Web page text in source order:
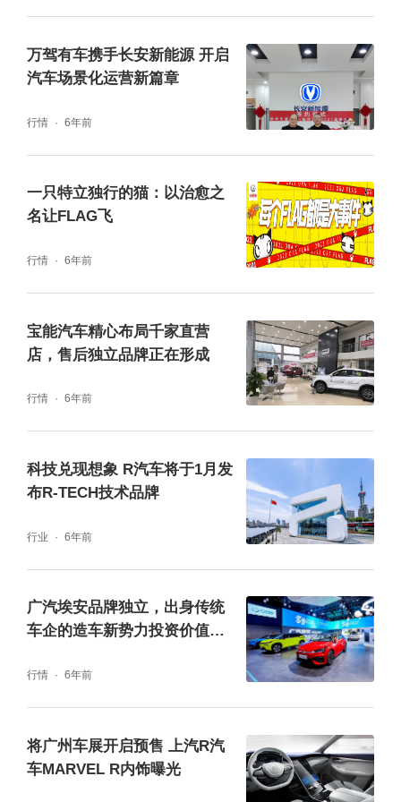
万驾有车携手长安新能源 开启
汽车场景化运营新篇章
行情 6年前
一只特立独行的猫：以治愈之
名让FLAG飞
行情 6年前
宝能汽车精心布局千家直营
店，售后独立品牌正在形成
行情 6年前
科技兑现想象 R汽车将于1月发
布R-TECH技术品牌
行业 6年前
广汽埃安品牌独立，出身传统
车企的造车新势力投资价值几
行情 6年前
将广州车展开启预售 上汽R汽
车MARVEL R内饰曝光